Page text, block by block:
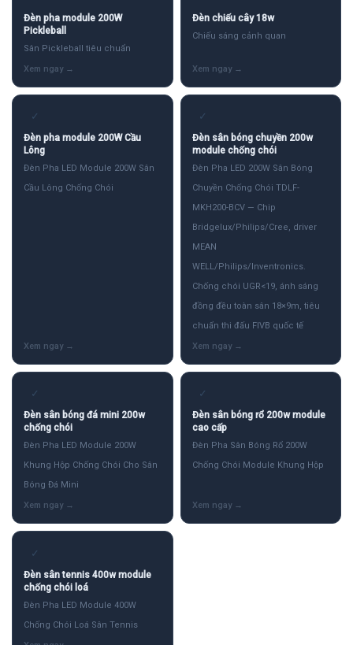
Đèn pha module 200W
Pickleball
Sân Pickleball tiêu chuẩn
Đèn chiếu cây 18w
Chiếu sáng cảnh quan
✓
Đèn pha module 200W Cầu
Lông
Đèn Pha LED Module 200W Sân
Cầu Lông Chống Chói
✓
Đèn sân bóng chuyền 200w
module chống chói
Đèn Pha LED 200W Sân Bóng
Chuyền Chống Chói TDLF-
MKH200-BCV — Chip
Bridgelux/Philips/Cree, driver
MEAN
WELL/Philips/Inventronics.
Chống chói UGR<19, ánh sáng
đồng đều toàn sân 18×9m, tiêu
chuẩn thi đấu FIVB quốc tế
✓
Đèn sân bóng đá mini 200w
chống chói
Đèn Pha LED Module 200W
Khung Hộp Chống Chói Cho Sân
Bóng Đá Mini
✓
Đèn sân bóng rổ 200w module
cao cấp
Đèn Pha Sân Bóng Rổ 200W
Chống Chói Module Khung Hộp
✓
Đèn sân tennis 400w module
chống chói loá
Đèn Pha LED Module 400W
Chống Chói Loá Sân Tennis